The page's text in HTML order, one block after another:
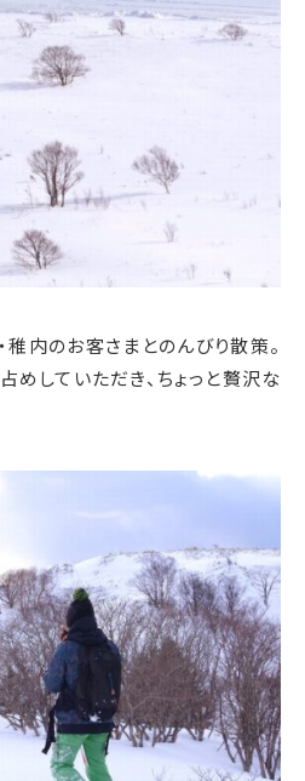
内のお客さまとのんびり散策。
していただき、ちょっと贅沢な